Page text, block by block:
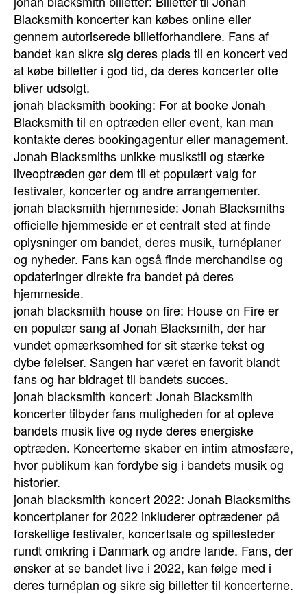
Blacksmith koncerter kan købes online eller
gennem autoriserede billetforhandlere. Fans af
bandet kan sikre sig deres plads til en koncert ved
at købe billetter i god tid, da deres koncerter ofte
bliver udsolgt.
jonah blacksmith booking: For at booke Jonah
Blacksmith til en optræden eller event, kan man
kontakte deres bookingagentur eller management.
Jonah Blacksmiths unikke musikstil og stærke
liveoptræden gør dem til et populært valg for
festivaler, koncerter og andre arrangementer.
jonah blacksmith hjemmeside: Jonah Blacksmiths
officielle hjemmeside er et centralt sted at finde
oplysninger om bandet, deres musik, turnéplaner
og nyheder. Fans kan også finde merchandise og
opdateringer direkte fra bandet på deres
hjemmeside.
jonah blacksmith house on fire: House on Fire er
en populær sang af Jonah Blacksmith, der har
vundet opmærksomhed for sit stærke tekst og
dybe følelser. Sangen har været en favorit blandt
fans og har bidraget til bandets succes.
jonah blacksmith koncert: Jonah Blacksmith
koncerter tilbyder fans muligheden for at opleve
bandets musik live og nyde deres energiske
optræden. Koncerterne skaber en intim atmosfære,
hvor publikum kan fordybe sig i bandets musik og
historier.
jonah blacksmith koncert 2022: Jonah Blacksmiths
koncertplaner for 2022 inkluderer optrædener på
forskellige festivaler, koncertsale og spillesteder
rundt omkring i Danmark og andre lande. Fans, der
ønsker at se bandet live i 2022, kan følge med i
deres turnéplan og sikre sig billetter til koncerterne.